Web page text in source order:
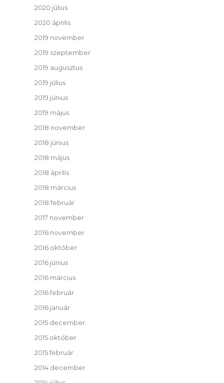
2020 július
2020 április
2019 november
2019 szeptember
2019 augusztus
2019 július
2019 június
2019 május
2018 november
2018 június
2018 május
2018 április
2018 március
2018 február
2017 november
2016 november
2016 október
2016 június
2016 március
2016 február
2016 január
2015 december
2015 október
2015 február
2014 december